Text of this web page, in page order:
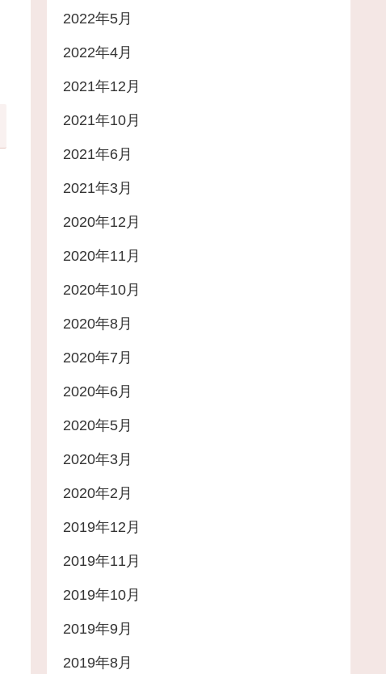
2022年5月
2022年4月
2021年12月
2021年10月
2021年6月
2021年3月
2020年12月
2020年11月
2020年10月
2020年8月
2020年7月
2020年6月
2020年5月
2020年3月
2020年2月
2019年12月
2019年11月
2019年10月
2019年9月
2019年8月